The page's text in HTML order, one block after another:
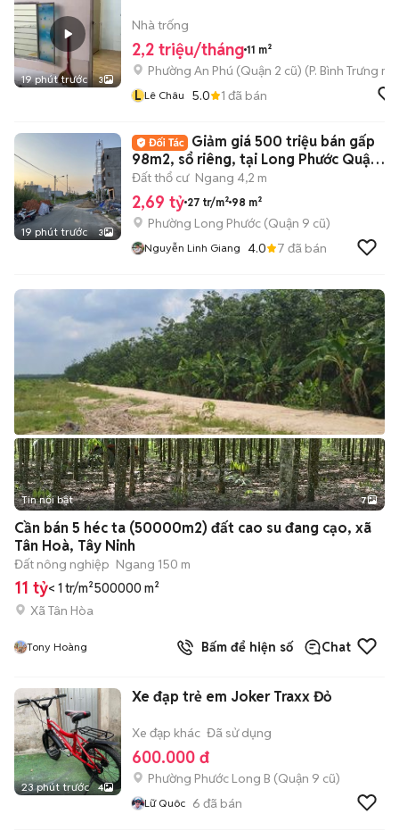
19 phút trước 3
Nhà trống
2,2 triệu/tháng 11 m²
Phường An Phú (Quận 2 cũ) (P. Bình Trưng
L Lê Châu 5.0 1 đã bán
19 phút trước 3
Giảm giá 500 triệu bán gấp
98m2, sổ riêng, tại Long Phước Quận
9, HCM
Đất thổ cư Ngang 4,2 m
2,69 tỷ 27 tr/m² 98 m²
Phường Long Phước (Quận 9 cũ)
Nguyễn Linh Giang 4.0 7 đã bán
+2
Tin nổi bật 7
Cần bán 5 héc ta (50000m2) đất cao su đang cạo, xã
Tân Hoà, Tây Ninh
Đất nông nghiệp Ngang 150 m
11 tỷ< 1 tr/m²500000 m²
Xã Tân Hòa
Tony Hoàng Bấm để hiện số Chat
23 phút trước 4
Xe đạp trẻ em Joker Traxx Đỏ
Xe đạp khác Đã sử dụng
600.000 đ
Phường Phước Long B (Quận 9 cũ)
Lữ Quôc 6 đã bán